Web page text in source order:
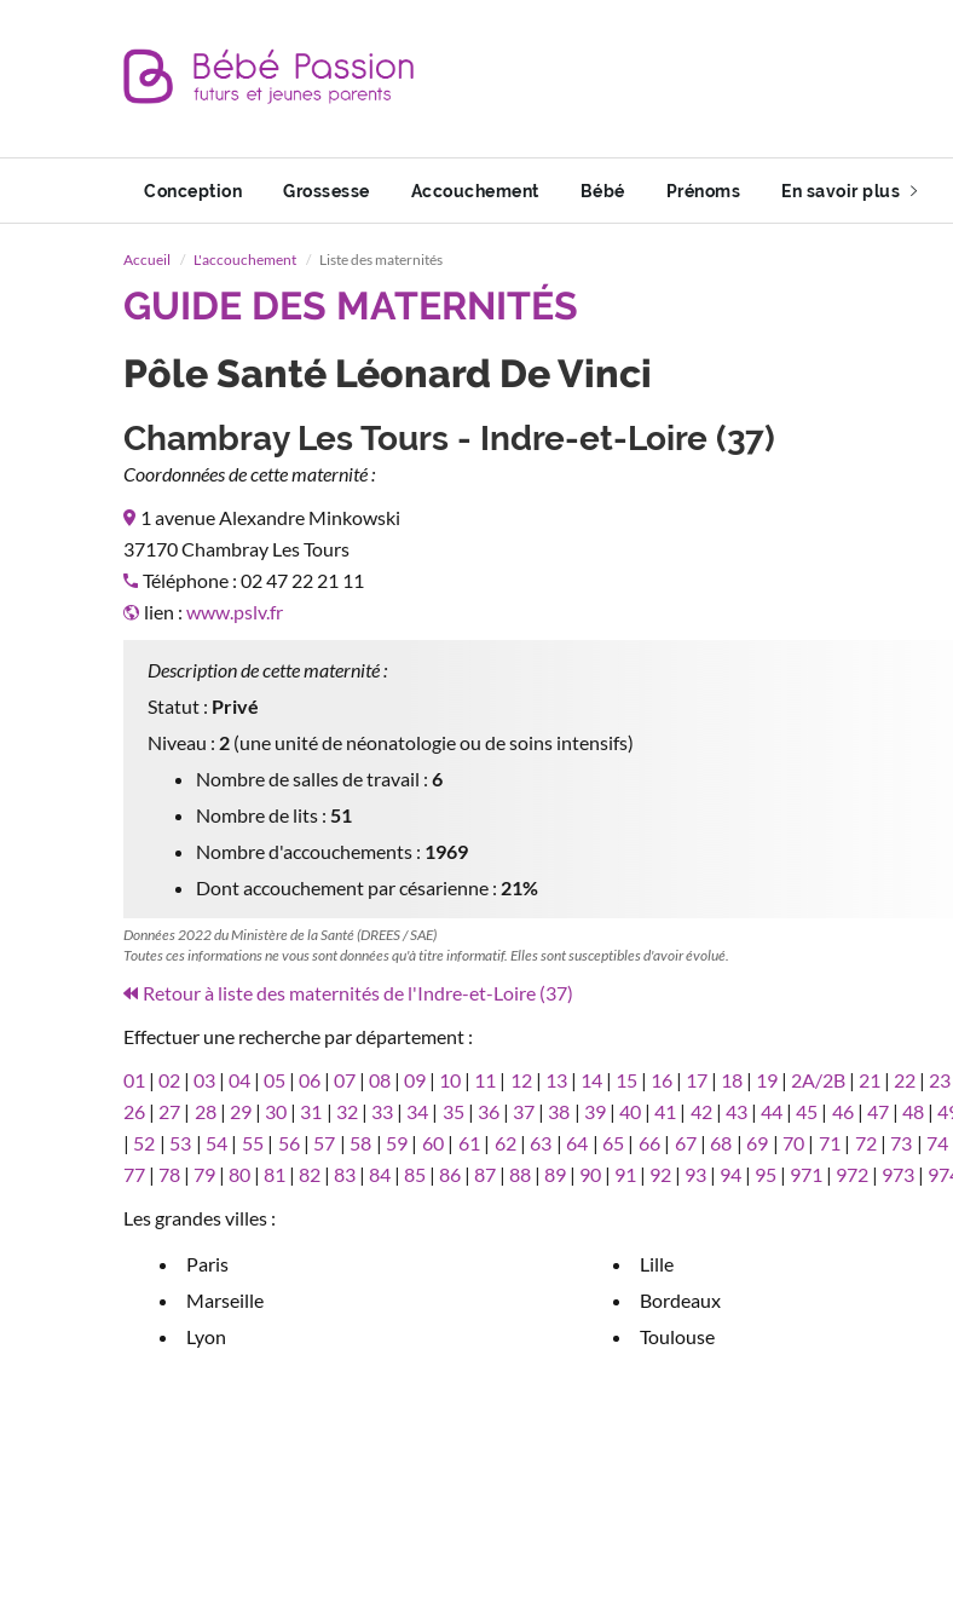
Conception Grossesse Accouchement Bébé Prénoms En savoir plus
Accueil L'accouchement Liste des maternités
GUIDE DES MATERNITÉS
Pôle Santé Léonard De Vinci
Chambray Les Tours - Indre-et-Loire (37)
Coordonnées de cette maternité :
1 avenue Alexandre Minkowski
37170 Chambray Les Tours
Téléphone : 02 47 22 21 11
lien : www.pslv.fr
Description de cette maternité :
Statut : Privé
Niveau : 2 (une unité de néonatologie ou de soins intensifs)
Nombre de salles de travail : 6
Nombre de lits : 51
Nombre d'accouchements : 1969
Dont accouchement par césarienne : 21%
Données 2022 du Ministère de la Santé (DREES / SAE)
Toutes ces informations ne vous sont données qu'à titre informatif. Elles sont susceptibles d'avoir évolué.
Retour à liste des maternités de l'Indre-et-Loire (37)
Effectuer une recherche par département :
01 |02 |03 |04 |05 |06 |07 |08 |09 | 10 | 11 | 12| 13| 14| 15| 16| 17| 18| 19| 2A/2B| 21 | 22| 23
26 | 27 | 28| 29| 30 | 31 | 32| 33| 34 | 35| 36| 37 | 38 | 39| 40|41 | 42| 43|44 |45 | 46| 47|48 |
| 52 | 53 | 54 | 55| 56| 57 | 58 | 59 | 60| 61 | 62|63 |64 | 65| 66| 67|68 |69 |70 | 71 | 72|73 |74
77 | 78 | 79 | 80 | 81 | 82 | 83 | 84 | 85 | 86 | 87 | 88 | 89 | 90 | 91 | 92 | 93 | 94 | 95 | 971 | 972 | 973 |
Les grandes villes :
Paris
Marseille
Lyon
Lille
Bordeaux
Toulouse